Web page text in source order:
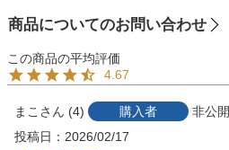
商品についてのお問い合わせ
4.67
まこ 4 購入者
非公開
投稿日
2026/02/17